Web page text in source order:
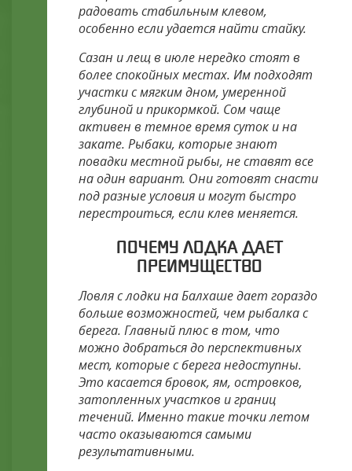
радовать стабильным клевом,
особенно если удается найти стайку.
Сазан и лещ в июле нередко стоят в
более спокойных местах. Им подходят
участки с мягким дном, умеренной
глубиной и прикормкой. Сом чаще
активен в темное время суток и на
закате. Рыбаки, которые знают
повадки местной рыбы, не ставят все
на один вариант. Они готовят снасти
под разные условия и могут быстро
перестроиться, если клев меняется.
ПОЧЕМУ ЛОДКА ДАЕТ
ПРЕИМУЩЕСТВО
Ловля с лодки на Балхаше дает гораздо
больше возможностей, чем рыбалка с
берега. Главный плюс в том, что
можно добраться до перспективных
мест, которые с берега недоступны.
Это касается бровок, ям, островков,
затопленных участков и границ
течений. Именно такие точки летом
часто оказываются самыми
результативными.